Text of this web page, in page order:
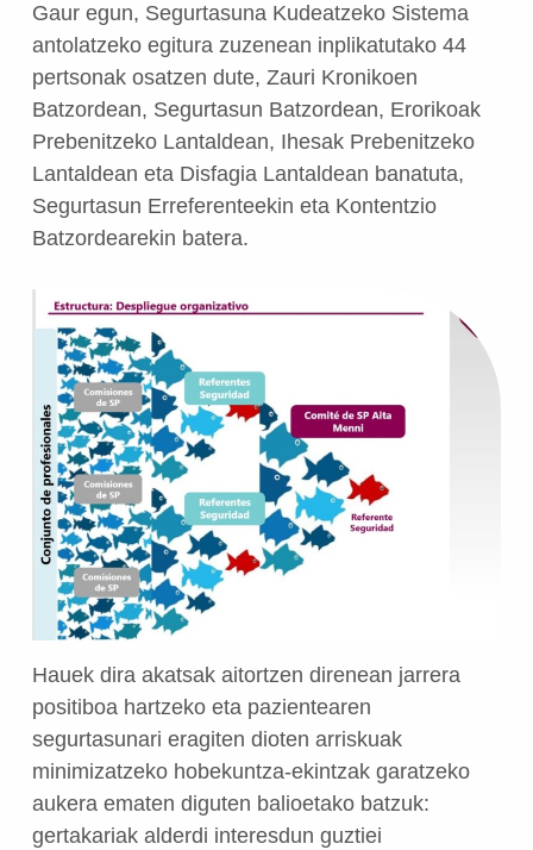
Gaur egun, Segurtasuna Kudeatzeko Sistema
antolatzeko egitura zuzenean inplikatutako 44
pertsonak osatzen dute, Zauri Kronikoen
Batzordean, Segurtasun Batzordean, Erorikoak
Prebenitzeko Lantaldean, Ihesak Prebenitzeko
Lantaldean eta Disfagia Lantaldean banatuta,
Segurtasun Erreferenteekin eta Kontentzio
Batzordearekin batera.
Hauek dira akatsak aitortzen direnean jarrera
positiboa hartzeko eta pazientearen
segurtasunari eragiten dioten arriskuak
minimizatzeko hobekuntza-ekintzak garatzeko
aukera ematen diguten balioetako batzuk:
gertakariak alderdi interesdun guztiei